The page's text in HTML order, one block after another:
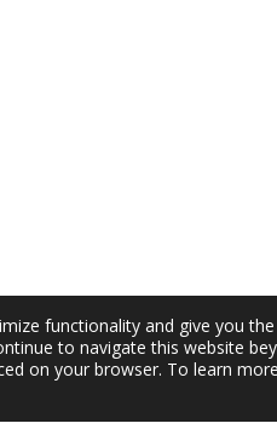
functionality and give you
to navigate this website
on your browser. To learn